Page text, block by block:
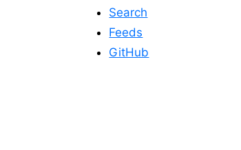
Search
Feeds
GitHub